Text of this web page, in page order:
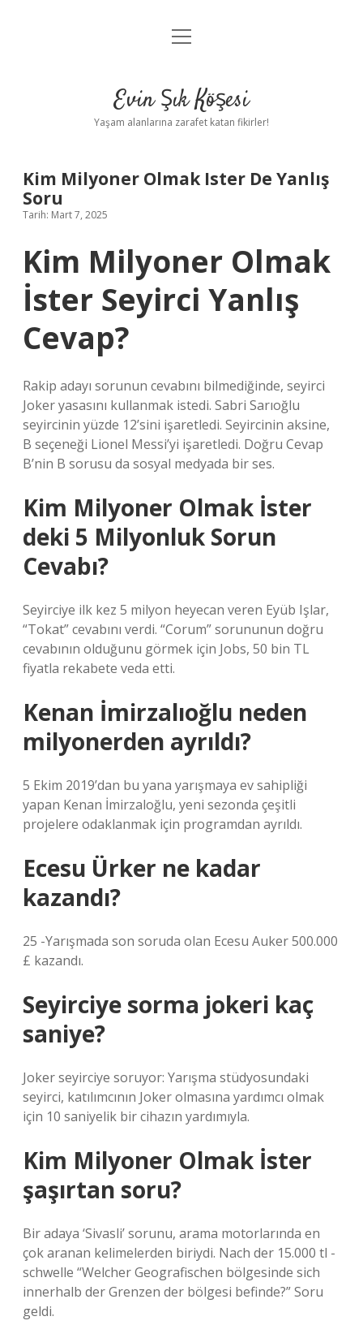
Anasayfa
Yasal Uyarı
menüyü
Evin Şık Köşesi
Yaşam alanlarına zarafet katan fikirler!
Kim Milyoner Olmak Ister De Yanlış
Soru
Tarih: Mart 7, 2025
Kim Milyoner Olmak
İster Seyirci Yanlış
Cevap?
Rakip adayı sorunun cevabını bilmediğinde, seyirci
Joker yasasını kullanmak istedi. Sabri Sarıoğlu
seyircinin yüzde 12’sini işaretledi. Seyircinin aksine,
B seçeneği Lionel Messi’yi işaretledi. Doğru Cevap
B’nin B sorusu da sosyal medyada bir ses.
Kim Milyoner Olmak İster
deki 5 Milyonluk Sorun
Cevabı?
Seyirciye ilk kez 5 milyon heyecan veren Eyüb Işlar,
“Tokat” cevabını verdi. “Corum” sorununun doğru
cevabının olduğunu görmek için Jobs, 50 bin TL
fiyatla rekabete veda etti.
Kenan İmirzalıoğlu neden
milyonerden ayrıldı?
5 Ekim 2019’dan bu yana yarışmaya ev sahipliği
yapan Kenan İmirzaloğlu, yeni sezonda çeşitli
projelere odaklanmak için programdan ayrıldı.
Ecesu Ürker ne kadar
kazandı?
25 -Yarışmada son soruda olan Ecesu Auker 500.000
£ kazandı.
Seyirciye sorma jokeri kaç
saniye?
Joker seyirciye soruyor: Yarışma stüdyosundaki
seyirci, katılımcının Joker olmasına yardımcı olmak
için 10 saniyelik bir cihazın yardımıyla.
Kim Milyoner Olmak İster
şaşırtan soru?
Bir adaya ‘Sivasli’ sorunu, arama motorlarında en
çok aranan kelimelerden biriydi. Nach der 15.000 tl -
schwelle “Welcher Geografischen bölgesinde sich
innerhalb der Grenzen der bölgesi befinde?” Soru
geldi.